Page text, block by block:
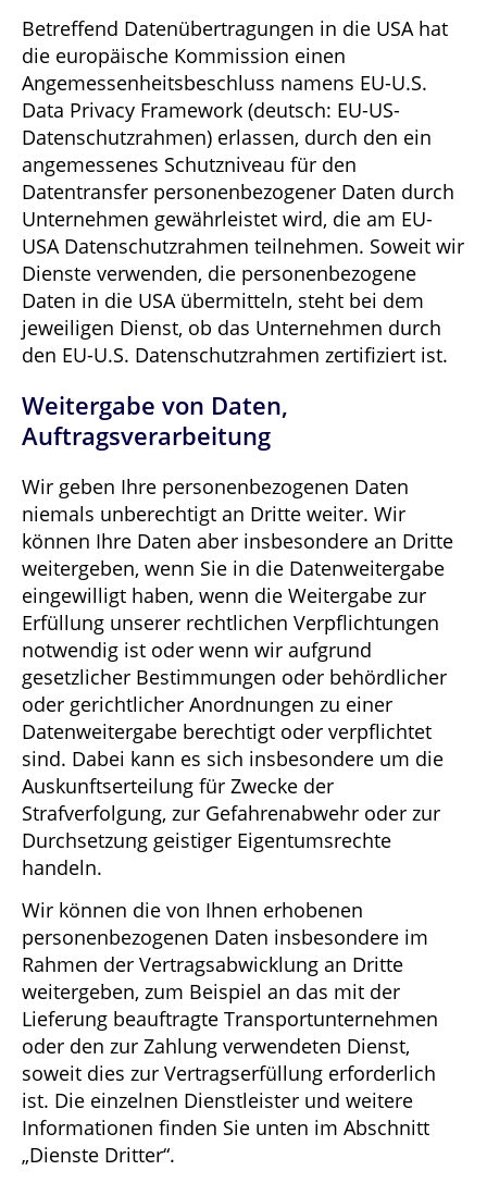
Betreffend Datenübertragungen in die USA hat
die europäische Kommission einen
Angemessenheitsbeschluss namens EU-U.S.
Data Privacy Framework (deutsch: EU-US-
Datenschutzrahmen) erlassen, durch den ein
angemessenes Schutzniveau für den
Datentransfer personenbezogener Daten durch
Unternehmen gewährleistet wird, die am EU-
USA Datenschutzrahmen teilnehmen. Soweit wir
Dienste verwenden, die personenbezogene
Daten in die USA übermitteln, steht bei dem
jeweiligen Dienst, ob das Unternehmen durch
den EU-U.S. Datenschutzrahmen zertifiziert ist.
Weitergabe von Daten,
Auftragsverarbeitung
Wir geben Ihre personenbezogenen Daten
niemals unberechtigt an Dritte weiter. Wir
können Ihre Daten aber insbesondere an Dritte
weitergeben, wenn Sie in die Datenweitergabe
eingewilligt haben, wenn die Weitergabe zur
Erfüllung unserer rechtlichen Verpflichtungen
notwendig ist oder wenn wir aufgrund
gesetzlicher Bestimmungen oder behördlicher
oder gerichtlicher Anordnungen zu einer
Datenweitergabe berechtigt oder verpflichtet
sind. Dabei kann es sich insbesondere um die
Auskunftserteilung für Zwecke der
Strafverfolgung, zur Gefahrenabwehr oder zur
Durchsetzung geistiger Eigentumsrechte
handeln.
Wir können die von Ihnen erhobenen
personenbezogenen Daten insbesondere im
Rahmen der Vertragsabwicklung an Dritte
weitergeben, zum Beispiel an das mit der
Lieferung beauftragte Transportunternehmen
oder den zur Zahlung verwendeten Dienst,
soweit dies zur Vertragserfüllung erforderlich
ist. Die einzelnen Dienstleister und weitere
Informationen finden Sie unten im Abschnitt
„Dienste Dritter“.